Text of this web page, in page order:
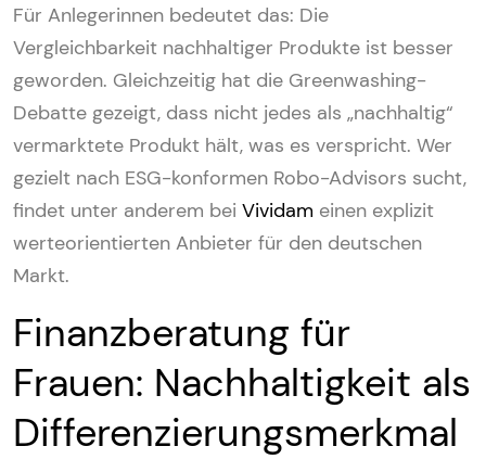
Für Anlegerinnen bedeutet das: Die
Vergleichbarkeit nachhaltiger Produkte ist besser
geworden. Gleichzeitig hat die Greenwashing-
Debatte gezeigt, dass nicht jedes als „nachhaltig“
vermarktete Produkt hält, was es verspricht. Wer
gezielt nach ESG-konformen Robo-Advisors sucht,
findet unter anderem bei Vividam einen explizit
werteorientierten Anbieter für den deutschen
Markt.
Finanzberatung für
Frauen: Nachhaltigkeit als
Differenzierungsmerkmal